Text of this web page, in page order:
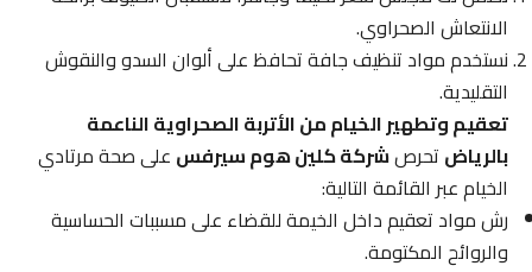
الانتعاش الصحراوي.
نستخدم مواد تنظيف جافة تحافظ على ألوان السدو والنقوش
التقليدية.
تعقيم وتطهير الخيام من الأتربة الصحراوية الناعمة
بالرياضتحرصشركة كلين هوم سيرفسعلى صحة مرتادي
الخيام عبر القائمة التالية:
رش مواد تعقيم داخل الخيمة للقضاء على مسببات الحساسية
والروائح المكتومة.